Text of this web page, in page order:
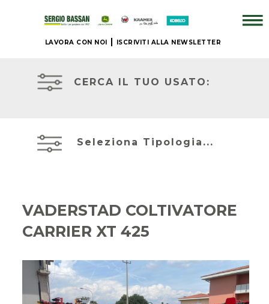
LAVORA CON NOI ISCRIVITI ALLA NEWSLETTER
NUOVO
NOSTRO
CERCA IL TUO USATO:
Seleziona Tipologia...
VADERSTAD COLTIVATORE
CARRIER XT 425
ATTREZZATURE
CONSEGNA
TRINCE